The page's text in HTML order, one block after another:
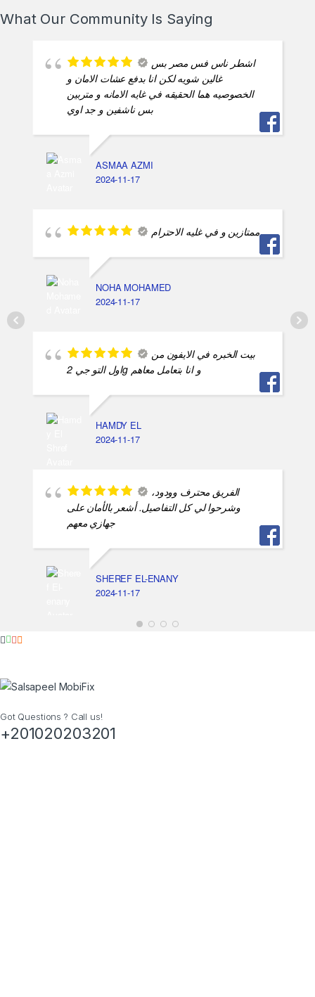
What Our Community Is Saying
اشطر ناس فس مصر بس
غالين شويه لكن انا بدفع عشات الامان و
الخصوصيه هما الحقيقه في غايه الامانه و متربين
بس ناشفين و جد اوي
ASMAA AZMI
2024-11-17
ممتازين و في غليه الاحترام
NOHA MOHAMED
2024-11-17
بيت الخبره في الايفون من
اول التو جي 2g و انا بتعامل معاهم
HAMDY EL
2024-11-17
الفريق محترف وودود،
وشرحوا لي كل التفاصيل. أشعر بالأمان على
جهازي معهم
SHEREF EL-ENANY
2024-11-17
Got Questions ? Call us!
+201020203201